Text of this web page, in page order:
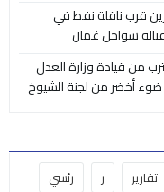
قرب ناقلة نفط في
سواحل عُمان
من قيادة وزارة العدل
ضوء أخضر من لجنة الشيوخ
تقارير ر
رئسي